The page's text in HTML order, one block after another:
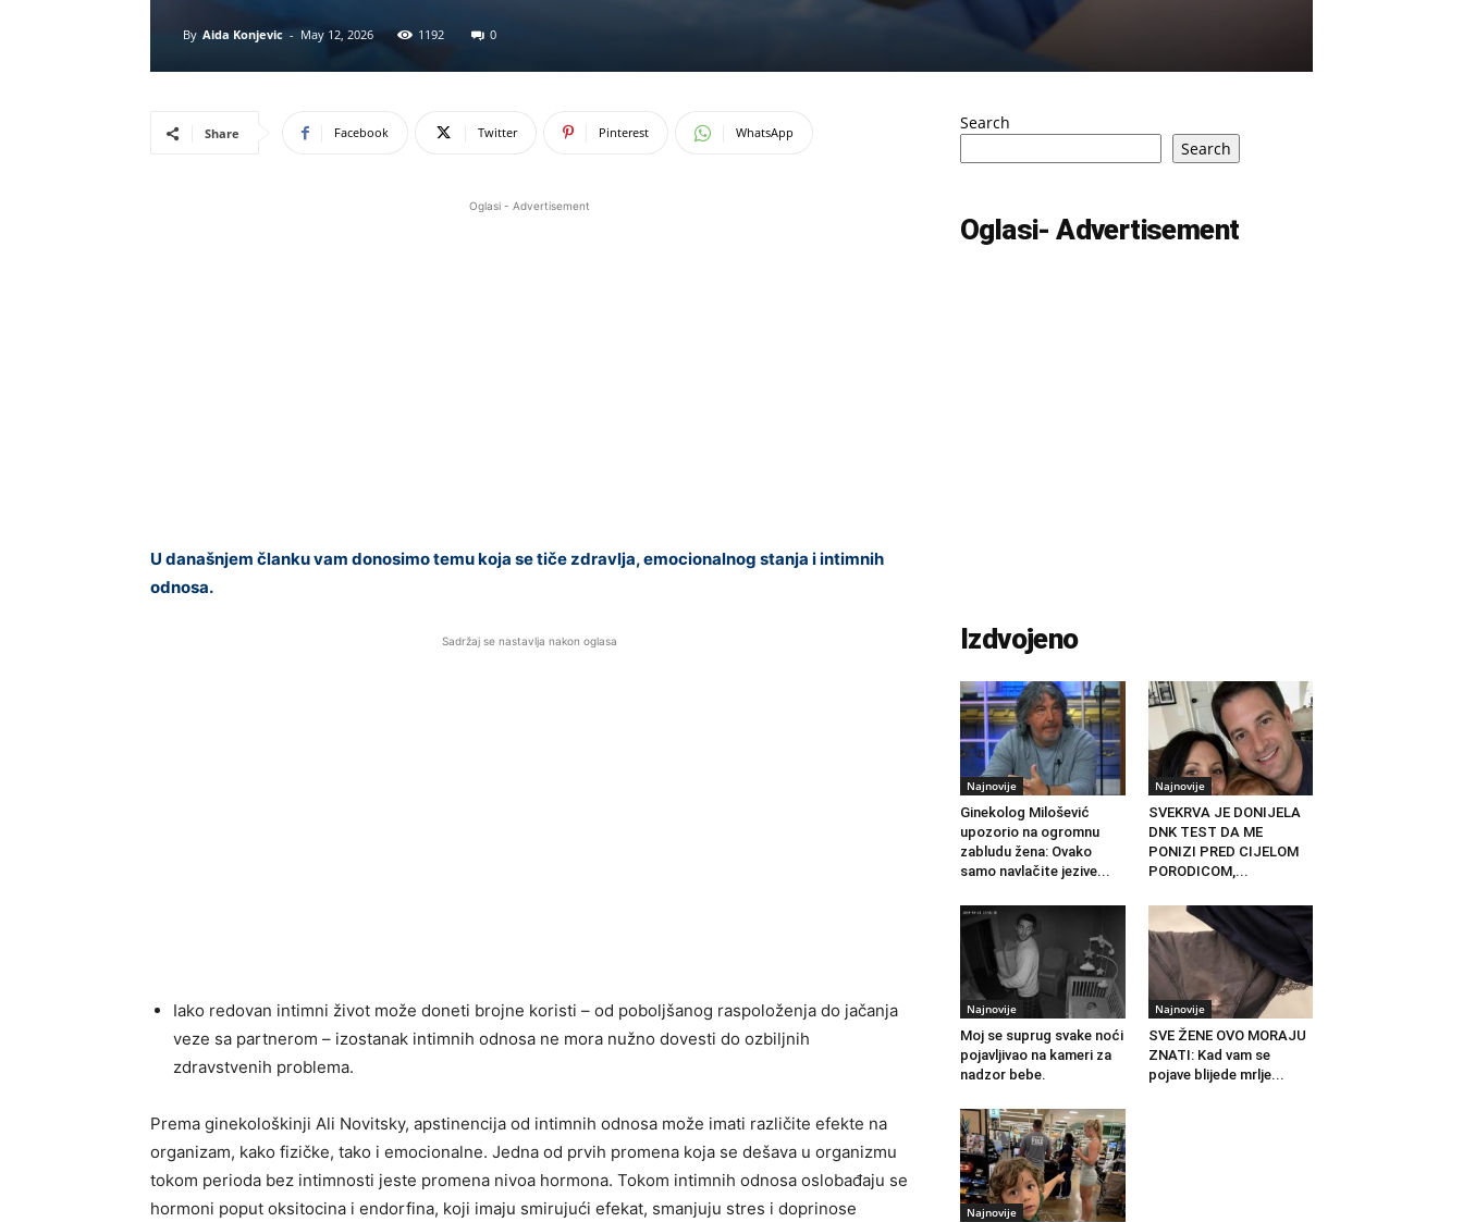
By Aida Konjevic - May 12, 2026 1192 0
Share Facebook Twitter Pinterest WhatsApp
Oglasi - Advertisement
U današnjem članku vam donosimo temu koja se tiče zdravlja, emocionalnog stanja i intimnih
odnosa.
Sadržaj se nastavlja nakon oglasa
Iako redovan intimni život može doneti brojne koristi – od poboljšanog raspoloženja do jačanja
veze sa partnerom – izostanak intimnih odnosa ne mora nužno dovesti do ozbiljnih
zdravstvenih problema.
Prema ginekološkinji Ali Novitsky, apstinencija od intimnih odnosa može imati različite efekte na
organizam, kako fizičke, tako i emocionalne. Jedna od prvih promena koja se dešava u organizmu
tokom perioda bez intimnosti jeste promena nivoa hormona. Tokom intimnih odnosa oslobađaju se
hormoni poput oksitocina i endorfina, koji imaju smirujući efekat, smanjuju stres i doprinose
Search
Search
Oglasi- Advertisement
Izdvojeno
Najnovije
Ginekolog Milošević
upozorio na ogromnu
zabludu žena: Ovako
samo navlačite jezive...
Najnovije
SVEKRVA JE DONIJELA
DNK TEST DA ME
PONIZI PRED CIJELOM
PORODICOM,...
Najnovije
Moj se suprug svake noći
pojavljivao na kameri za
nadzor bebe.
Najnovije
SVE ŽENE OVO MORAJU
ZNATI: Kad vam se
pojave blijede mrlje...
Najnovije